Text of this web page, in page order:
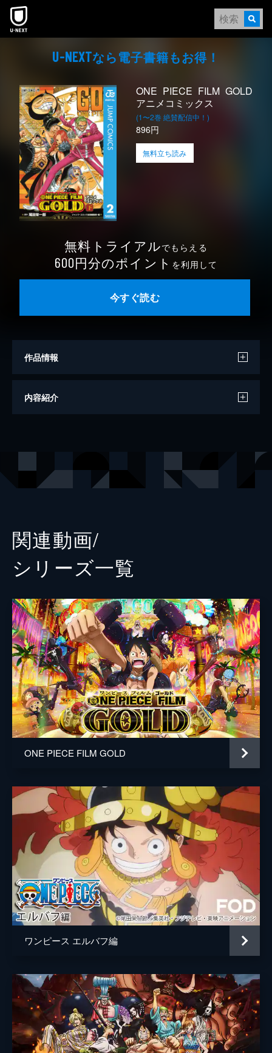
本文へスキップ
U-NEXTなら電⼦書籍もお得！
ONE PIECE FILM GOLD
アニメコミックス
(1〜2巻 絶賛配信中！)
896円
無料立ち読み
無料トライアルでもらえる
600円分のポイント を利用して
今すぐ読む
作品情報
原作
内容紹介
関連動画/
シリーズ⼀覧
ONE PIECE FILM GOLD
ワンピース エルバフ編